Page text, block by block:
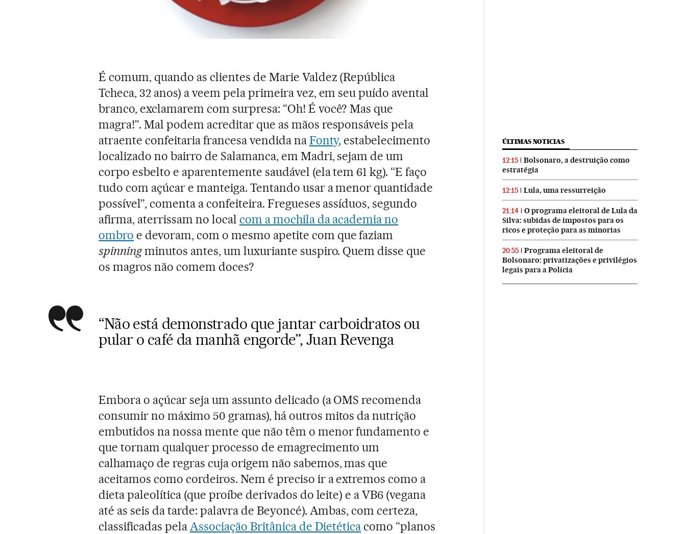
É comum, quando as clientes de Marie Valdez (República
Tcheca, 32 anos) a veem pela primeira vez, em seu puído avental
branco, exclamarem com surpresa: “Oh! É você? Mas que
magra!”. Mal podem acreditar que as mãos responsáveis pela
atraente confeitaria francesa vendida naFonty, estabelecimento
localizado no bairro de Salamanca, em Madri, sejam de um
corpo esbelto e aparentemente saudável (ela tem 61 kg). “E faço
tudo com açúcar e manteiga. Tentando usar a menor quantidade
possível”, comenta a confeiteira. Fregueses assíduos, segundo
afirma, aterrissam no local com a mochila da academia no
ombro e devoram, com o mesmo apetite com que faziam
spinningminutos antes, um luxuriante suspiro. Quem disse que
os magros não comem doces?
“Não está demonstrado que jantar carboidratos ou
pular o café da manhã engorde”, Juan Revenga
Embora o açúcar seja um assunto delicado (a OMS recomenda
consumir no máximo 50 gramas), há outros mitos da nutrição
embutidos na nossa mente que não têm o menor fundamento e
que tornam qualquer processo de emagrecimento um
calhamaço de regras cuja origem não sabemos, mas que
aceitamos como cordeiros. Nem é preciso ir a extremos como a
dieta paleolítica (que proíbe derivados do leite) e a VB6 (vegana
até as seis da tarde: palavra de Beyoncé). Ambas, com certeza,
classificadas pelaAssociação Britânica de Dietética como “planos
ÚLTIMAS NOTICIAS
12:15
Bolsonaro, a destruição como
estratégia
12:15 Lula, uma ressurreição
21:14
O programa eleitoral de Lula da
Silva: subidas de impostos para os
ricos e proteção para as minorias
20:55
Programa eleitoral de
Bolsonaro: privatizações e privilégios
legais para a Polícia